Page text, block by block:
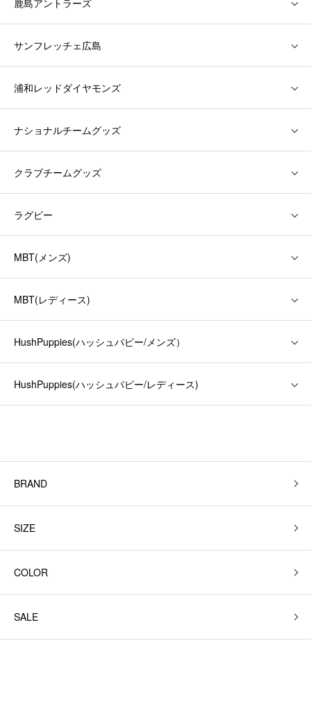
鹿島アントラーズ
サンフレッチェ広島
浦和レッドダイヤモンズ
ナショナルチームグッズ
クラブチームグッズ
ラグビー
MBT(メンズ)
MBT(レディース)
HushPuppies(ハッシュパピー/メンズ）
HushPuppies(ハッシュパピー/レディース)
BRAND
SIZE
COLOR
SALE